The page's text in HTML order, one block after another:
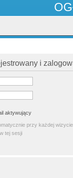
i
aktywujący
przy każdej wizycie
tej sesji